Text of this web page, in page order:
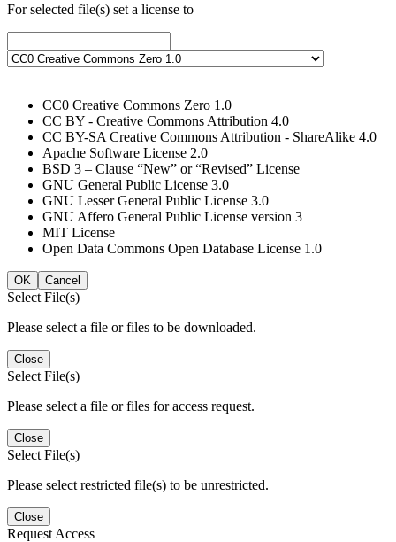
For selected file(s) set a license to
CC0 Creative Commons Zero 1.0
CC BY - Creative Commons Attribution 4.0
CC BY-SA Creative Commons Attribution - ShareAlike 4.0
Apache Software License 2.0
BSD 3 – Clause “New” or “Revised” License
GNU General Public License 3.0
GNU Lesser General Public License 3.0
GNU Affero General Public License version 3
MIT License
Open Data Commons Open Database License 1.0
OK Cancel
Select File(s)
Please select a file or files to be downloaded.
Close
Select File(s)
Please select a file or files for access request.
Close
Select File(s)
Please select restricted file(s) to be unrestricted.
Close
Request Access